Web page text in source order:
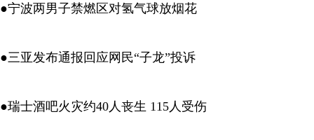
●宁波两男子禁燃区对氢气球放烟花
●三亚发布通报回应网民“子龙”投诉
●瑞士酒吧火灾约40人丧生 115人受伤